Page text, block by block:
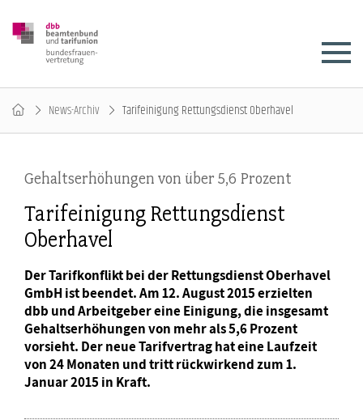
News-Archiv Tarifeinigung Rettungsdienst Oberhavel
Gehaltserhöhungen von über 5,6 Prozent
Tarifeinigung Rettungsdienst
Oberhavel
Der Tarifkonflikt bei der Rettungsdienst Oberhavel
GmbH ist beendet. Am 12. August 2015 erzielten
dbb und Arbeitgeber eine Einigung, die insgesamt
Gehaltserhöhungen von mehr als 5,6 Prozent
vorsieht. Der neue Tarifvertrag hat eine Laufzeit
von 24 Monaten und tritt rückwirkend zum 1.
Januar 2015 in Kraft.